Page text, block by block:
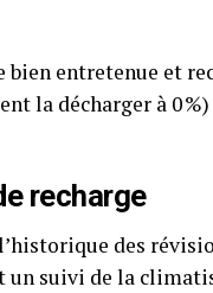
entretenue et
la décharger à 0
recharge
des
suivi de la